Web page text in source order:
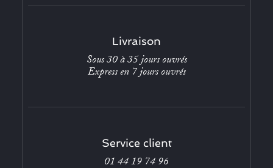
Livraison
Sous 30 à 35 jours ouvrés
Express en 7 jours ouvrés
Service client
01 44 19 74 96